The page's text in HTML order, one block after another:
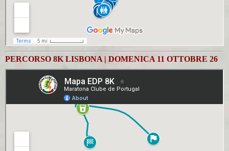
PERCORSO 8K LISBONA | DOMENICA 11 OTTOBRE 26